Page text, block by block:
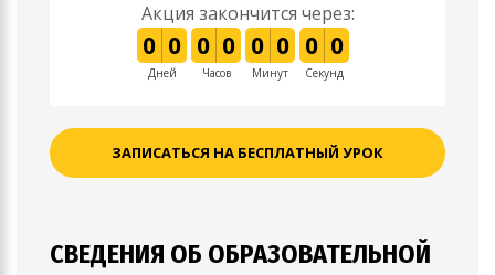
Акция закончится через:
0 0
Дней
0 0
Часов
0 0
Минут
0 0
Секунд
ЗАПИСАТЬСЯ НА БЕСПЛАТНЫЙ УРОК
СВЕДЕНИЯ ОБ ОБРАЗОВАТЕЛЬНОЙ